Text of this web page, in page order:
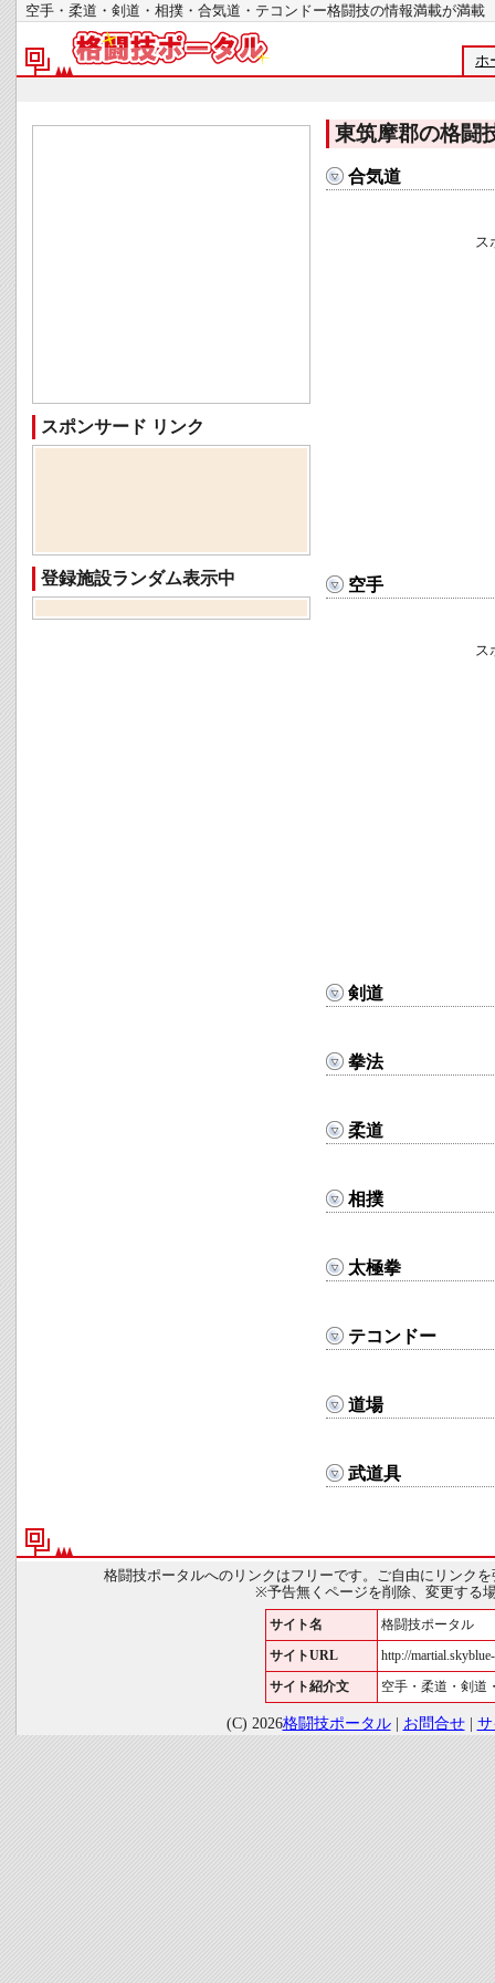
空手・柔道・剣道・相撲・合気道・テコンドー格闘技の情報満載が
ホ
東筑摩郡の格闘
合気道
ス
空手
ス
剣道
拳法
柔道
相撲
太極拳
テコンドー
道場
武道具
スポンサード リンク
登録施設ランダム表示中
格闘技ポータルへのリンクはフリーです。ご自由にリンク
※予告無くページを削除、変更する
サイト名 格闘技ポータル
サイトURL http://
サイト紹介文 空手・柔道・剣道
(C) 2026格闘技ポータル| お問合せ|